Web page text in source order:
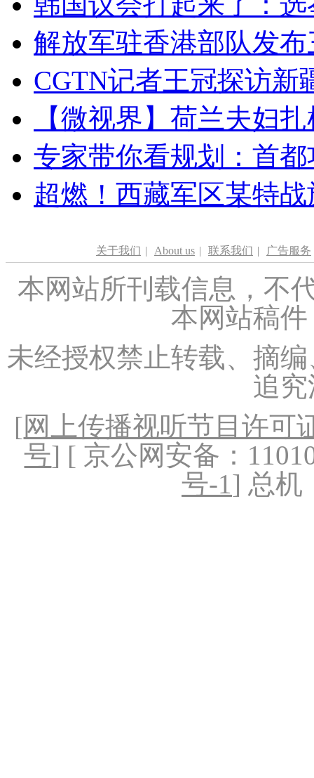
解放军驻香港部队发
CGTN记者王冠探访新
【微视界】荷兰夫妇
专家带你看规划：首
超燃！西藏军区某特
关于我们 | About us | 联系我们 | 广告服务
本网站所刊载信息，不
本网站稿
未经授权禁止转载、摘
追
[网上传播视听节目许可
号] [ 京公网安备：
号-1] 总机